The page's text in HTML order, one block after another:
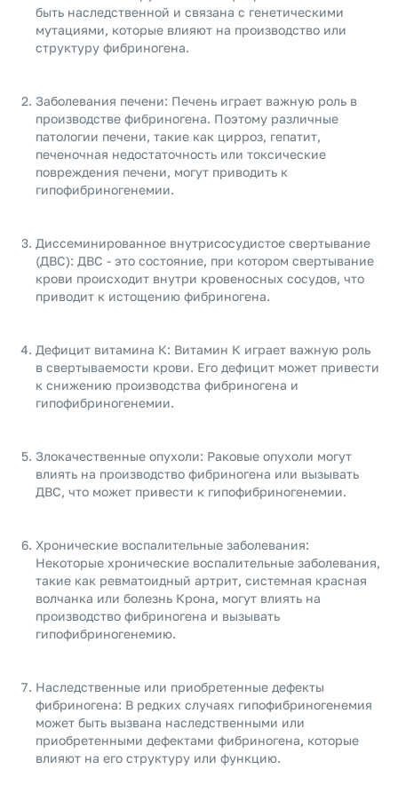
быть наследственной и связана с генетическими
мутациями, которые влияют на производство или
структуру фибриногена.
Заболевания печени: Печень играет важную роль в
производстве фибриногена. Поэтому различные
патологии печени, такие как цирроз, гепатит,
печеночная недостаточность или токсические
повреждения печени, могут приводить к
гипофибриногенемии.
Диссеминированное внутрисосудистое свертывание
(ДВС): ДВС - это состояние, при котором свертывание
крови происходит внутри кровеносных сосудов, что
приводит к истощению фибриногена.
Дефицит витамина К: Витамин К играет важную роль
в свертываемости крови. Его дефицит может привести
к снижению производства фибриногена и
гипофибриногенемии.
Злокачественные опухоли: Раковые опухоли могут
влиять на производство фибриногена или вызывать
ДВС, что может привести к гипофибриногенемии.
Хронические воспалительные заболевания:
Некоторые хронические воспалительные заболевания,
такие как ревматоидный артрит, системная красная
волчанка или болезнь Крона, могут влиять на
производство фибриногена и вызывать
гипофибриногенемию.
Наследственные или приобретенные дефекты
фибриногена: В редких случаях гипофибриногенемия
может быть вызвана наследственными или
приобретенными дефектами фибриногена, которые
влияют на его структуру или функцию.